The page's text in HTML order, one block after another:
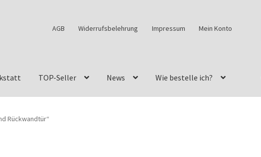
AGB Widerrufsbelehrung Impressum Mein Konto
TOP-Seller News Wie bestelle ich?
Rückwandtür“